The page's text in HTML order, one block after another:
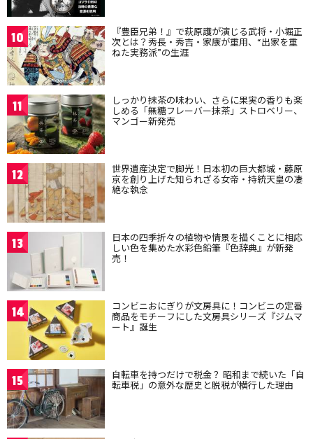
10 『豊臣兄弟！』で萩原護が演じる武将・小堀正
次とは？秀長・秀吉・家康が重用、“出家を重
ねた実務派”の生涯
11 しっかり抹茶の味わい、さらに果実の香りも楽
しめる「無糖フレーバー抹茶」ストロベリー、
マンゴー新発売
12 世界遺産決定で脚光！日本初の巨大都城・藤原
京を創り上げた知られざる女帝・持統天皇の凄
絶な執念
13 日本の四季折々の植物や情景を描くことに相応
しい色を集めた水彩色鉛筆『色辞典』が新発
売！
14 コンビニおにぎりが文房具に！コンビニの定番
商品をモチーフにした文房具シリーズ『ジムマ
ート』誕生
15 自転車を持つだけで税金？ 昭和まで続いた「自
転車税」の意外な歴史と脱税が横行した理由